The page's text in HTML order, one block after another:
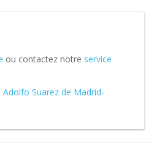
ou contactez notre service
Suarez de Madrid-